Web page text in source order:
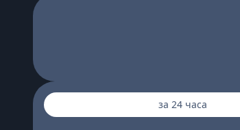
за 24 часа